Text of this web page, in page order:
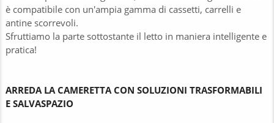
è compatibile con un'ampia gamma di cassetti, carrelli e
antine scorrevoli.
Sfruttiamo la parte sottostante il letto in maniera intelligente e
pratica!
ARREDA LA CAMERETTA CON SOLUZIONI TRASFORMABILI
E SALVASPAZIO